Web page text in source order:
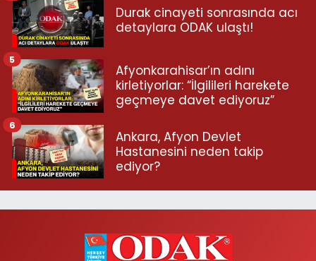
Durak cinayeti sonrasında acı
detaylara ODAK ulaştı!
Afyonkarahisar’ın adını
kirletiyorlar: “İlgilileri harekete
geçmeye davet ediyoruz”
5
Ankara, Afyon Devlet
Hastanesini neden takip
ediyor?
6